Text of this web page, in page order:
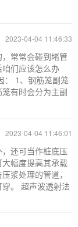
2023-04-04 11:46:33
常常会碰到堵管
们应该怎么办
： 1、钢筋笼副笼
有时会分为主副
2023-04-04 11:46:01
还可当作桩底压
幅度提高其承载
浆处理的管道，
。 超声波透射法